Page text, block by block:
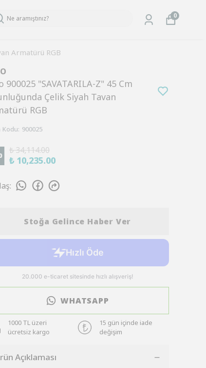
0
Armatürü RGB
900025 "SAVATARILA-Z" 45 Cm
Çelik Siyah Tavan
RGB
Kodu: 900025
₺ 34,114.00
₺ 10,235.00
:
Stoğa Gelince Haber Ver
WHATSAPP
1000 TL üzeri
ücretsiz kargo
15 gün içinde iade
değişim
Açıklaması